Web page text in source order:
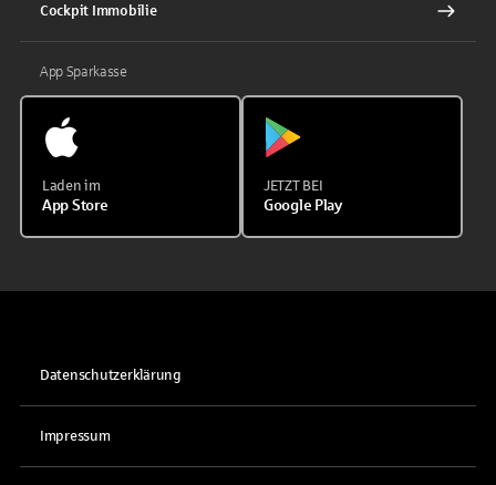
Cockpit Immobilie
App Sparkasse
Laden im
App Store
JETZT BEI
Google Play
Datenschutzerklärung
Impressum